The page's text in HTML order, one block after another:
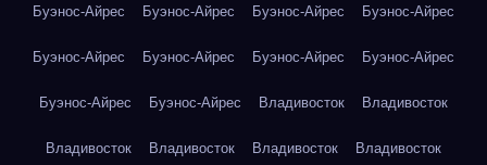
Буэнос-Айрес Буэнос-Айрес Буэнос-Айрес Буэнос-Айрес
Буэнос-Айрес Буэнос-Айрес Буэнос-Айрес Буэнос-Айрес
Буэнос-Айрес Буэнос-Айрес Владивосток Владивосток
Владивосток Владивосток Владивосток Владивосток